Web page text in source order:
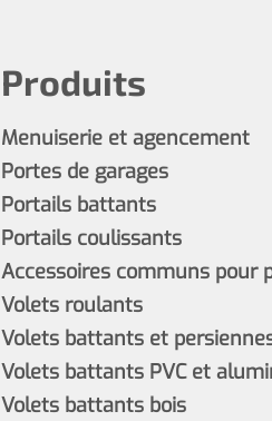
Produits
Menuiserie et agencement
Portes de garages
Portails battants
Portails coulissants
Accessoires communs pour
Volets roulants
Volets battants et
Volets battants PVC et
Volets battants bois